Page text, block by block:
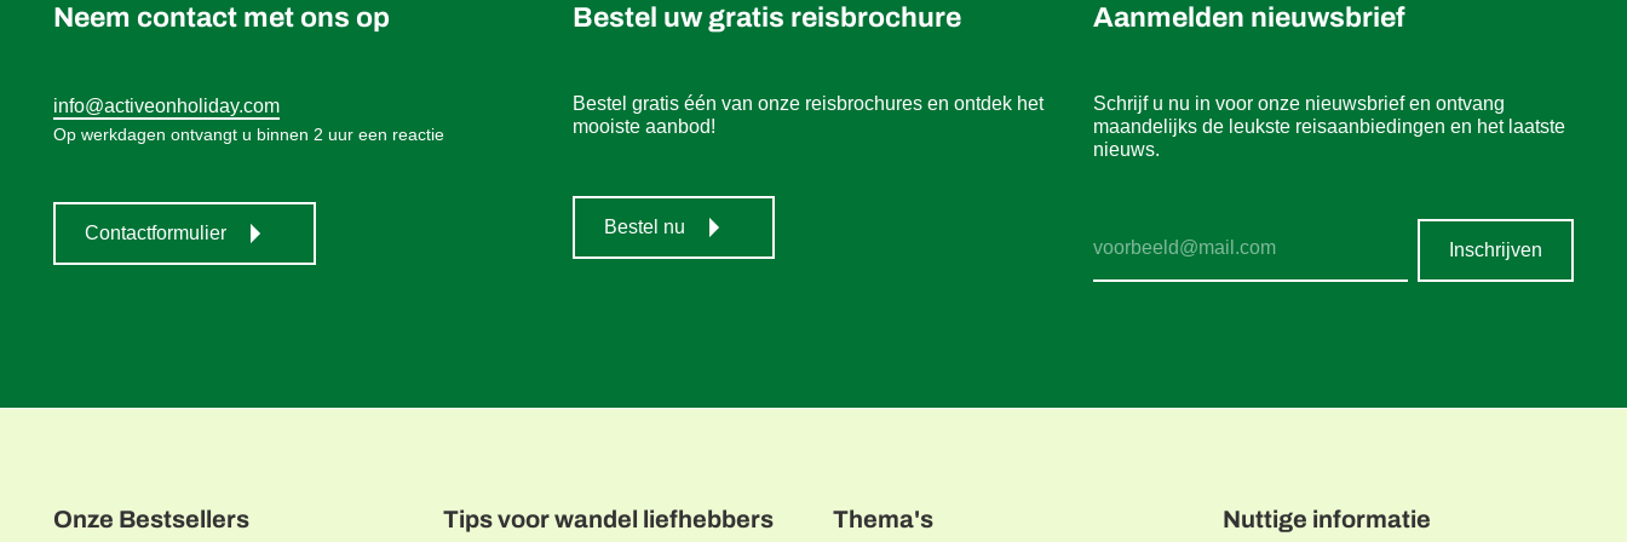
Neem contact met ons op
info@activeonholiday.com
Op werkdagen ontvangt u binnen 2 uur een reactie
Contactformulier
Bestel uw gratis reisbrochure
Bestel gratis één van onze reisbrochures en ontdek het
mooiste aanbod!
Bestel nu
Aanmelden nieuwsbrief
Schrijf u nu in voor onze nieuwsbrief en ontvang
maandelijks de leukste reisaanbiedingen en het laatste
nieuws.
Inschrijven
Onze Bestsellers Tips voor wandel liefhebbers Thema's Nuttige informatie